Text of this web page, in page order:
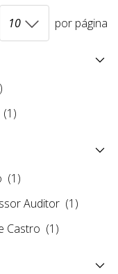
por página
(1)
(1)
Auditor (1)
Castro (1)